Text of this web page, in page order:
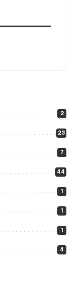
2
23
7
44
1
1
1
4